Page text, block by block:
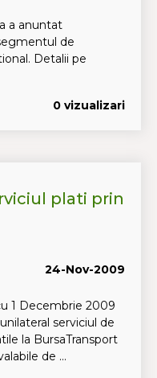
a anuntat
de
Detalii pe
0 vizualizari
plati prin
24-Nov-2009
1 Decembrie 2009
serviciul de
la BursaTransport
de ...